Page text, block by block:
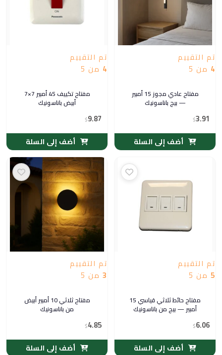
تم التقييم
4 من 5
مفتاح عادي مجوز 15 أمبير
— بيج باناسونيك
$3.91
أضف إلى السلة
تم التقييم
4 من 5
مفتاح تكييف 45 أمبير 7×7
أبيض باناسونيك
$9.87
أضف إلى السلة
تم التقييم
5 من 5
مفتاح حائط ثلاثي قياسي 15
أمبير — بيج من باناسونيك
$6.06
أضف إلى السلة
تم التقييم
3 من 5
مفتاح ثلاثي 10 أمبير أبيض
من باناسونيك
$4.85
أضف إلى السلة